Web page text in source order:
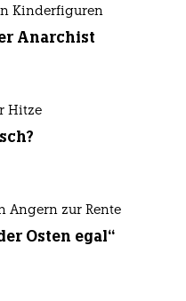
Kinderfiguren
Anarchist
Hitze
Angern zur Rente
Osten egal“